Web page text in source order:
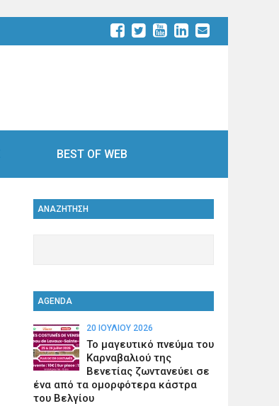
BEST OF WEB
ΑΝΑΖΗΤΗΣΗ
AGENDA
20 ΙΟΥΛΊΟΥ 2026
Το μαγευτικό πνεύμα του
Καρναβαλιού της
Βενετίας ζωντανεύει σε
ένα από τα ομορφότερα κάστρα
του Βελγίου